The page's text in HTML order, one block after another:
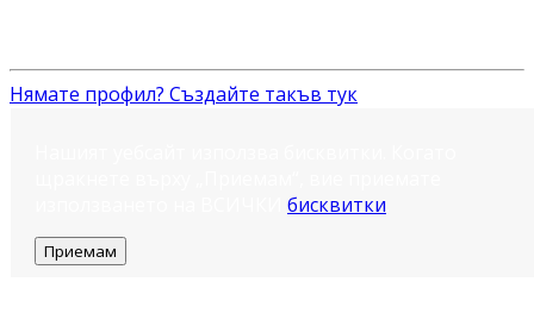
Нямате профил? Създайте такъв тук
бисквитки
Приемам